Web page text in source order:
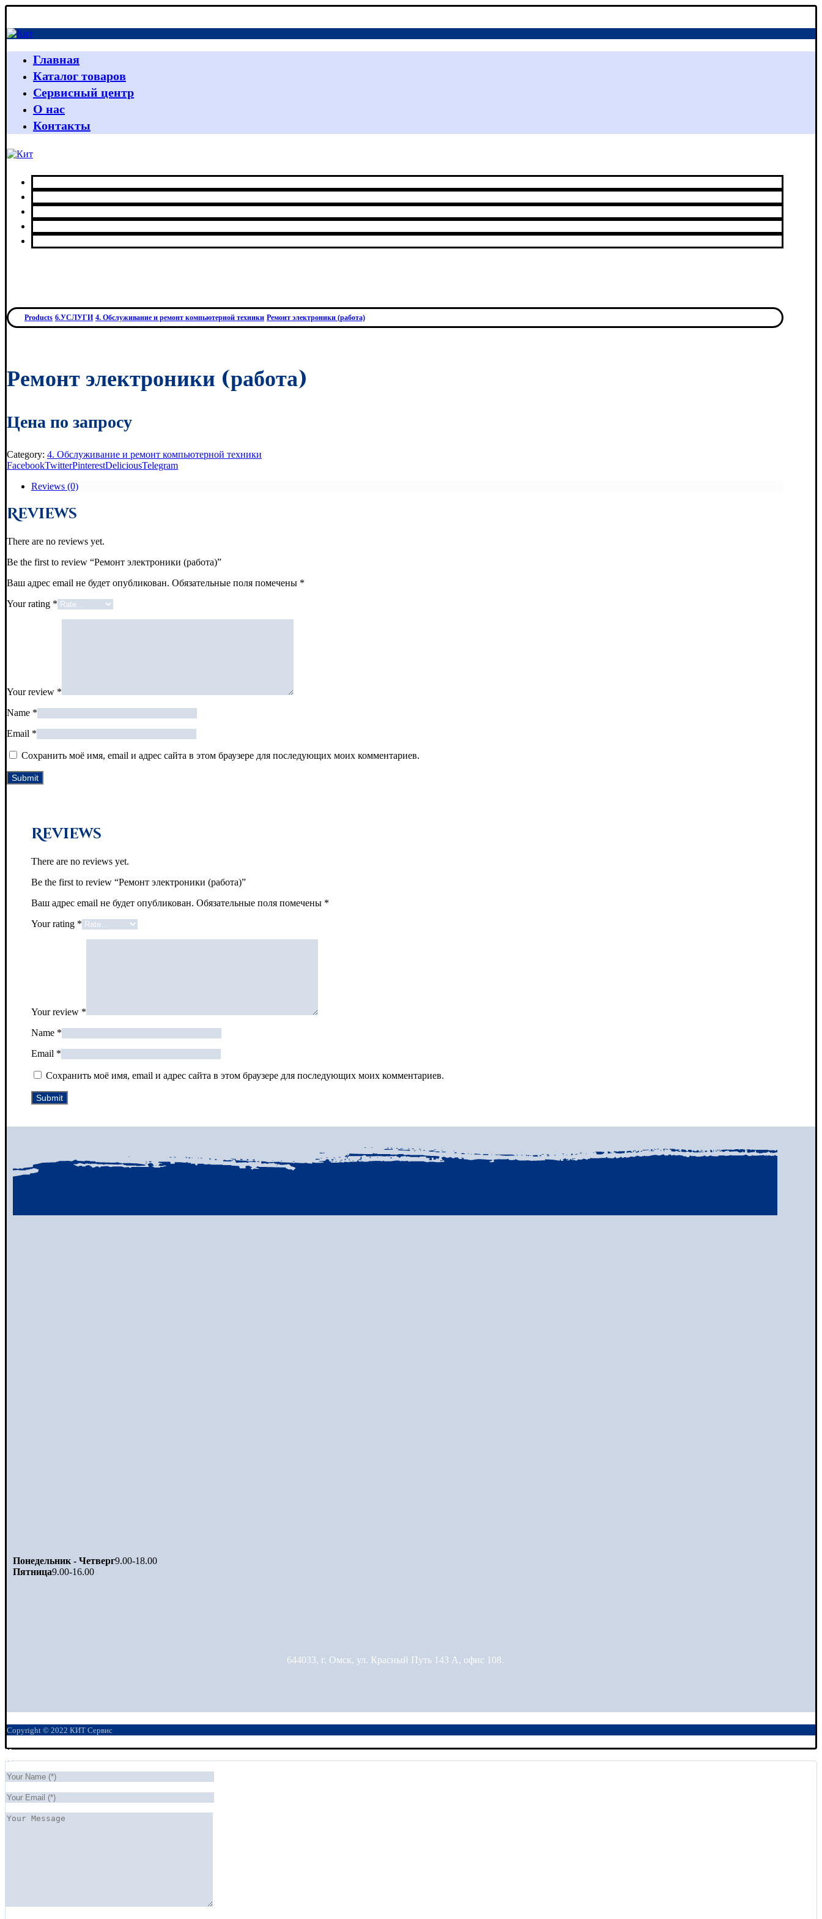
Главная
Каталог товаров
Сервисный центр
О нас
Контакты
Products 6.УСЛУГИ 4. Обслуживание и ремонт компьютерной техники Ремонт электроники (работа)
Ремонт электроники (работа)
Цена по запросу
Category: 4. Обслуживание и ремонт компьютерной техники
FacebookTwitterPinterestDeliciousTelegram
Reviews (0)
Reviews
There are no reviews yet.
Be the first to review “Ремонт электроники (работа)”
Ваш адрес email не будет опубликован. Обязательные поля помечены *
Your rating *
Your review *
Name *
Email *
Сохранить моё имя, email и адрес сайта в этом браузере для последующих моих комментариев.
Reviews
There are no reviews yet.
Be the first to review “Ремонт электроники (работа)”
Ваш адрес email не будет опубликован. Обязательные поля помечены *
Your rating *
Your review *
Name *
Email *
Сохранить моё имя, email и адрес сайта в этом браузере для последующих моих комментариев.
Понедельник - Четверг9.00-18.00
Пятница9.00-16.00
644033, г. Омск, ул. Красный Путь 143 А, офис 108.
Copyright © 2022 КИТ Сервис